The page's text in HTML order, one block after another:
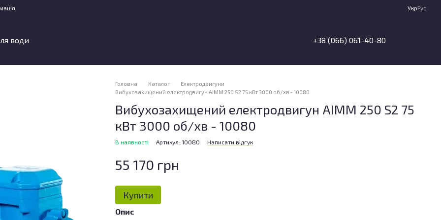
УкрРус
води +38 (066) 061-40-80
Головна Каталог
Електродвигуни
Вибухозахищений електродвигун АІММ 250 S2 75 кВт 3000 об/хв - 10080
Вибухозахищений електродвигун АІММ 250 S2 75
кВт 3000 об/хв - 10080
В наявності Артикул: 10080 Написати відгук
55 170 грн
Купити
Опис